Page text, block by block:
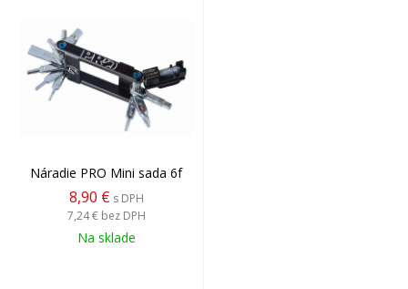
Náradie PRO Mini sada 6f
8,90 € s DPH
7,24 € bez DPH
Na sklade